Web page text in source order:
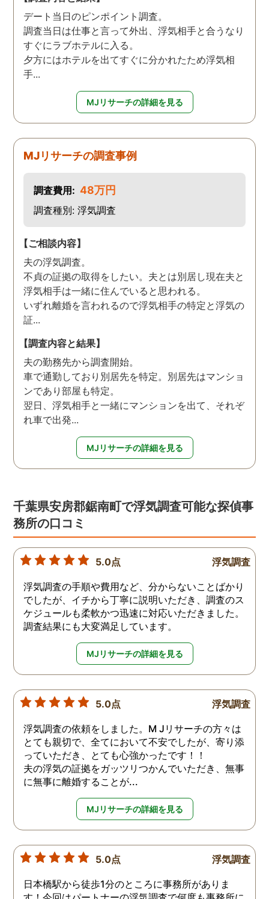
デート当日のピンポイント調査。
調査当日は仕事と言って外出、浮気相手と合うなり
すぐにラブホテルに入る。
夕方にはホテルを出てすぐに分かれたため浮気相
手...
MJリサーチの詳細を見る
MJリサーチの調査事例
調査費用: 48万円
調査種別: 浮気調査
【ご相談内容】
夫の浮気調査。
不貞の証拠の取得をしたい。夫とは別居し現在夫と
浮気相手は一緒に住んでいると思われる。
いずれ離婚を言われるので浮気相手の特定と浮気の
証...
【調査内容と結果】
夫の勤務先から調査開始。
車で通勤しており別居先を特定。別居先はマンショ
ンであり部屋も特定。
翌日、浮気相手と一緒にマンションを出て、それぞ
れ車で出発...
MJリサーチの詳細を見る
千葉県安房郡鋸南町で浮気調査可能な探偵事
務所の口コミ
5.0点 浮気調査
浮気調査の手順や費用など、分からないことばかり
でしたが、イチから丁寧に説明いただき、調査のス
ケジュールも柔軟かつ迅速に対応いただきました。
調査結果にも大変満足しています。
MJリサーチの詳細を見る
5.0点 浮気調査
浮気調査の依頼をしました。M Jリサーチの方々は
とても親切で、全てにおいて不安でしたが、寄り添
っていただき、とても心強かったです！！
夫の浮気の証拠をガッツリつかんでいただき、無事
に無事に離婚することが...
MJリサーチの詳細を見る
5.0点 浮気調査
日本橋駅から徒歩1分のところに事務所がありま